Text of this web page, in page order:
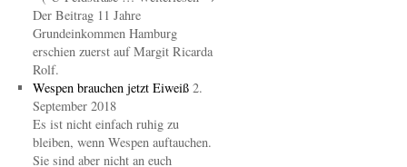
Der Beitrag 11 Jahre
Grundeinkommen Hamburg
erschien zuerst auf Margit Ricarda
Rolf.
Wespen brauchen jetzt Eiweiß 2.
September 2018
Es ist nicht einfach ruhig zu
bleiben, wenn Wespen auftauchen.
Sie sind aber nicht an euch